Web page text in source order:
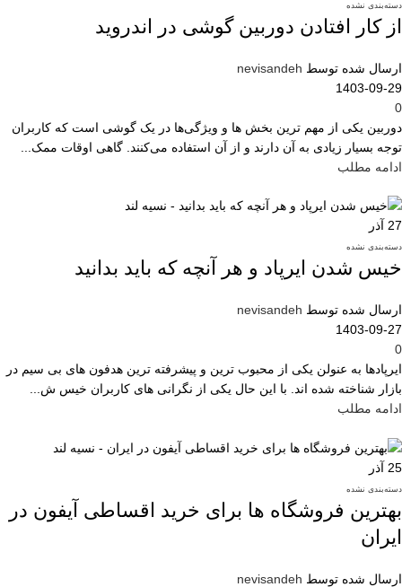
دسته‌بندی نشده
از کار افتادن دوربین گوشی در اندروید
ارسال شده توسط nevisandeh
1403-09-29
0
دوربین یکی از مهم ترین بخش ها و ویژگی‌ها در یک گوشی است که کاربران
توجه بسیار زیادی به آن دارند و از آن استفاده می‌کنند. گاهی اوقات ممک...
ادامه مطلب
27 آذر
دسته‌بندی نشده
خیس شدن ایرپاد و هر آنچه که باید بدانید
ارسال شده توسط nevisandeh
1403-09-27
0
ایرپادها به عنولن یکی از محبوب ترین و پیشرفته ترین هدفون های بی سیم در
بازار شناخته شده اند. با این حال یکی از نگرانی های کاربران خیس ش...
ادامه مطلب
25 آذر
دسته‌بندی نشده
بهترین فروشگاه ها برای خرید اقساطی آیفون در
ایران
ارسال شده توسط nevisandeh